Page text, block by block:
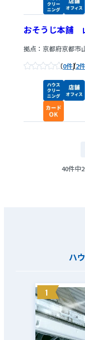
おそうじ本舗
拠点：京都府京都市
0件/2件
40件中
ハ
1